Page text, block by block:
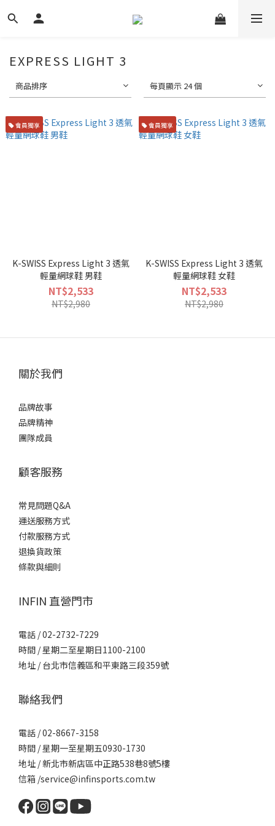
EXPRESS LIGHT 3
商品排序 每頁顯示 24 個
會員獨享
K-SWISS Express Light 3 透氣
輕量網球鞋 男鞋
NT$2,533
NT$2,980
會員獨享
K-SWISS Express Light 3 透氣
輕量網球鞋 女鞋
NT$2,533
NT$2,980
關於我們
品牌故事
品牌精神
團隊成員
顧客服務
常見問題Q&A
運送服務方式
付款服務方式
退換貨政策
條款與細則
INFIN 直營門市
電話 / 02-2732-7229
時間 / 星期二至星期日1100-2100
地址 / 台北市信義區和平東路三段359號
聯絡我們
電話 / 02-8667-3158
時間 / 星期一至星期五0930-1730
地址 / 新北市新店區中正路538巷8號5樓
信箱 /service@infinsports.com.tw